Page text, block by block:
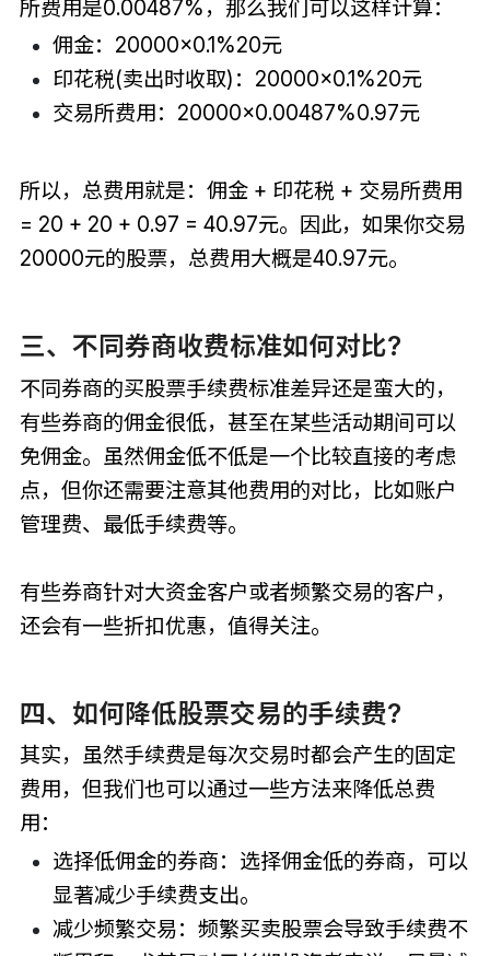
所费用是0.00487%，那么我们可以这样计算：
佣金：20000×0.1%20元
印花税(卖出时收取)：20000×0.1%20元
交易所费用：20000×0.00487%0.97元
所以，总费用就是：佣金 + 印花税 + 交易所费用
= 20 + 20 + 0.97 = 40.97元。因此，如果你交易
20000元的股票，总费用大概是40.97元。
三、不同券商收费标准如何对比?
不同券商的买股票手续费标准差异还是蛮大的，
有些券商的佣金很低，甚至在某些活动期间可以
免佣金。虽然佣金低不低是一个比较直接的考虑
点，但你还需要注意其他费用的对比，比如账户
管理费、最低手续费等。
有些券商针对大资金客户或者频繁交易的客户，
还会有一些折扣优惠，值得关注。
四、如何降低股票交易的手续费?
其实，虽然手续费是每次交易时都会产生的固定
费用，但我们也可以通过一些方法来降低总费
用：
选择低佣金的券商：选择佣金低的券商，可以
显著减少手续费支出。
减少频繁交易：频繁买卖股票会导致手续费不